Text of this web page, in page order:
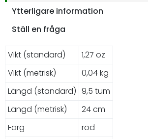
Ytterligare information
Ställ en fråga
Vikt (standard)
1,27 oz
Vikt (metrisk)
0,04 kg
Längd (standard) 9,5 tum
Längd (metrisk)
24 cm
Färg
röd